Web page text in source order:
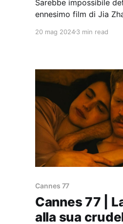
Sarebbe impossibile
ennesimo film di Jia
precedenti: opera
20 mag 20243 min read
Cannes 77
Cannes 77 |
alla sua